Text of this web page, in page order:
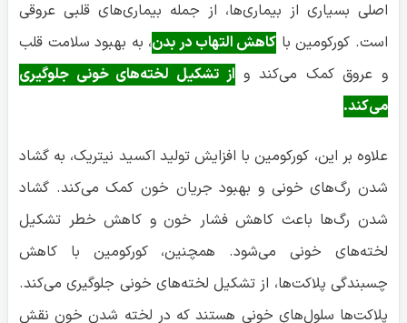
شدن رگ‌های خونی و بهبود جریان خون کمک می‌کند. گشاد
شدن رگ‌ها باعث کاهش فشار خون و کاهش خطر تشکیل
لخته‌های خونی می‌شود. همچنین، کورکومین با کاهش
چسبندگی پلاکت‌ها، از تشکیل لخته‌های خونی جلوگیری می‌کند.
دارند.
با توجه به خواص ضد التهابی، آنتی‌اکسیدانی و ضد لخته شدن
خون کورکومین، مصرف منظم زردچوبه می‌تواند به بهبود
سلامت قلب و عروق و کاهش خطر بیماری‌هایی مانند سکته
مغزی و حمله قلبی کمک کند. البته، برای بهره‌مندی کامل از